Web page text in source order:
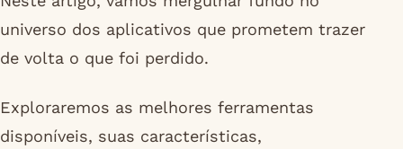
universo dos aplicativos que prometem trazer
de volta o que foi perdido.
Exploraremos as melhores ferramentas
disponíveis, suas características,